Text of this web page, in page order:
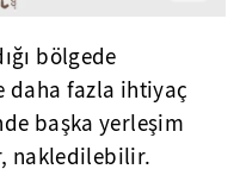
bölgede
daha fazla ihtiyaç
başka yerleşim
nakledilebilir.